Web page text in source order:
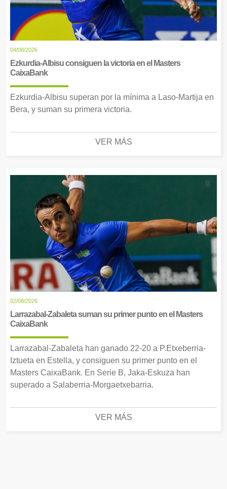
04/08/2026
Ezkurdia-Albisu consiguen la victoria en el Masters
CaixaBank
Ezkurdia-Albisu superan por la mínima a Laso-Martija en
Bera, y suman su primera victoria.
VER MÁS
02/08/2026
Larrazabal-Zabaleta suman su primer punto en el Masters
CaixaBank
Larrazabal-Zabaleta han ganado 22-20 a P.Etxeberria-
Iztueta en Estella, y consiguen su primer punto en el
Masters CaixaBank. En Serie B, Jaka-Eskuza han
superado a Salaberria-Morgaetxebarria.
VER MÁS